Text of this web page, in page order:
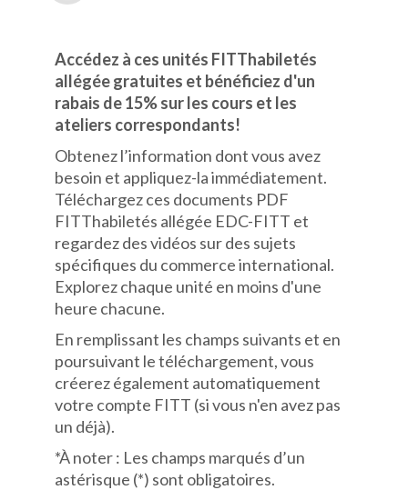
Accédez à ces unités FITThabiletés
allégée gratuites et bénéficiez d'un
rabais de 15% sur les cours et les
ateliers correspondants!
Obtenez l’information dont vous avez
besoin et appliquez-la immédiatement.
Téléchargez ces documents PDF
FITThabiletés allégée EDC-FITT et
regardez des vidéos sur des sujets
spécifiques du commerce international.
Explorez chaque unité en moins d'une
heure chacune.
En remplissant les champs suivants et en
poursuivant le téléchargement, vous
créerez également automatiquement
votre compte FITT (si vous n'en avez pas
un déjà).
*À noter : Les champs marqués d’un
astérisque (*) sont obligatoires.